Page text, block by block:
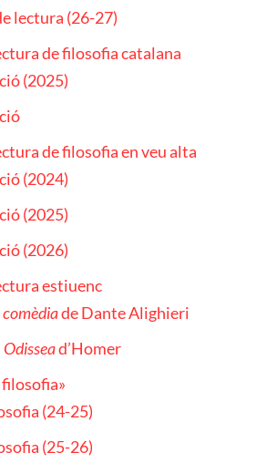
lectura (26-27)
de filosofia catalana
(2025)
de filosofia en veu alta
(2024)
(2025)
(2026)
estiuenc
de Dante Alighieri
Odissead’Homer
(24-25)
(25-26)